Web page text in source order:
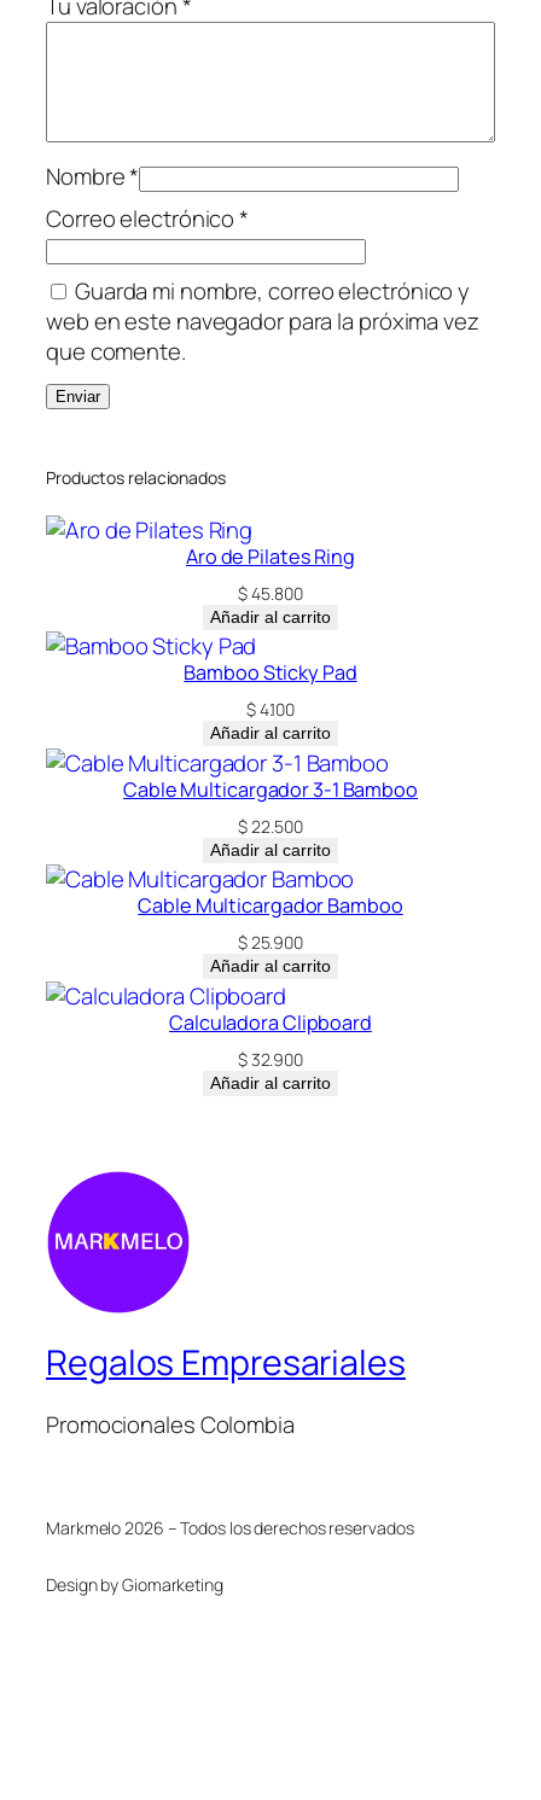
Nombre*
Correo electrónico*
Guarda mi nombre, correo electrónico y
web en este navegador para la próxima vez
que comente.
Productos relacionados
Aro de Pilates Ring
$45.800
Añadir al carrito
Bamboo Sticky Pad
$4.100
Añadir al carrito
Cable Multicargador 3-1 Bamboo
$22.500
Añadir al carrito
Cable Multicargador Bamboo
$25.900
Añadir al carrito
Calculadora Clipboard
$32.900
Añadir al carrito
Regalos Empresariales
Promocionales Colombia
Markmelo 2026 – Todos los derechos reservados
Design by Giomarketing